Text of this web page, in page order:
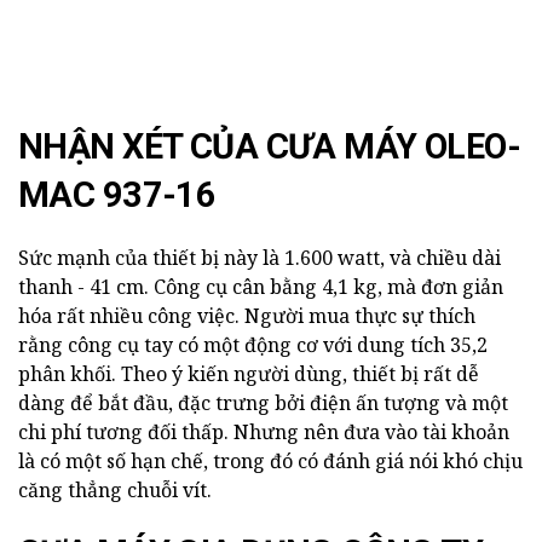
NHẬN XÉT CỦA CƯA MÁY OLEO-
MAC 937-16
Sức mạnh của thiết bị này là 1.600 watt, và chiều dài
thanh - 41 cm. Công cụ cân bằng 4,1 kg, mà đơn giản
hóa rất nhiều công việc. Người mua thực sự thích
rằng công cụ tay có một động cơ với dung tích 35,2
phân khối. Theo ý kiến người dùng, thiết bị rất dễ
dàng để bắt đầu, đặc trưng bởi điện ấn tượng và một
chi phí tương đối thấp. Nhưng nên đưa vào tài khoản
là có một số hạn chế, trong đó có đánh giá nói khó chịu
căng thẳng chuỗi vít.